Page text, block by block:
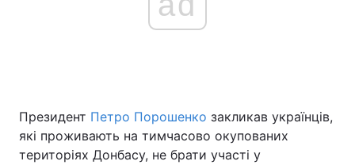
Головна Війна
Україна Політика
Президент Петро Порошенко закликав українців,
які проживають на тимчасово окупованих
територіях Донбасу, не брати участі у